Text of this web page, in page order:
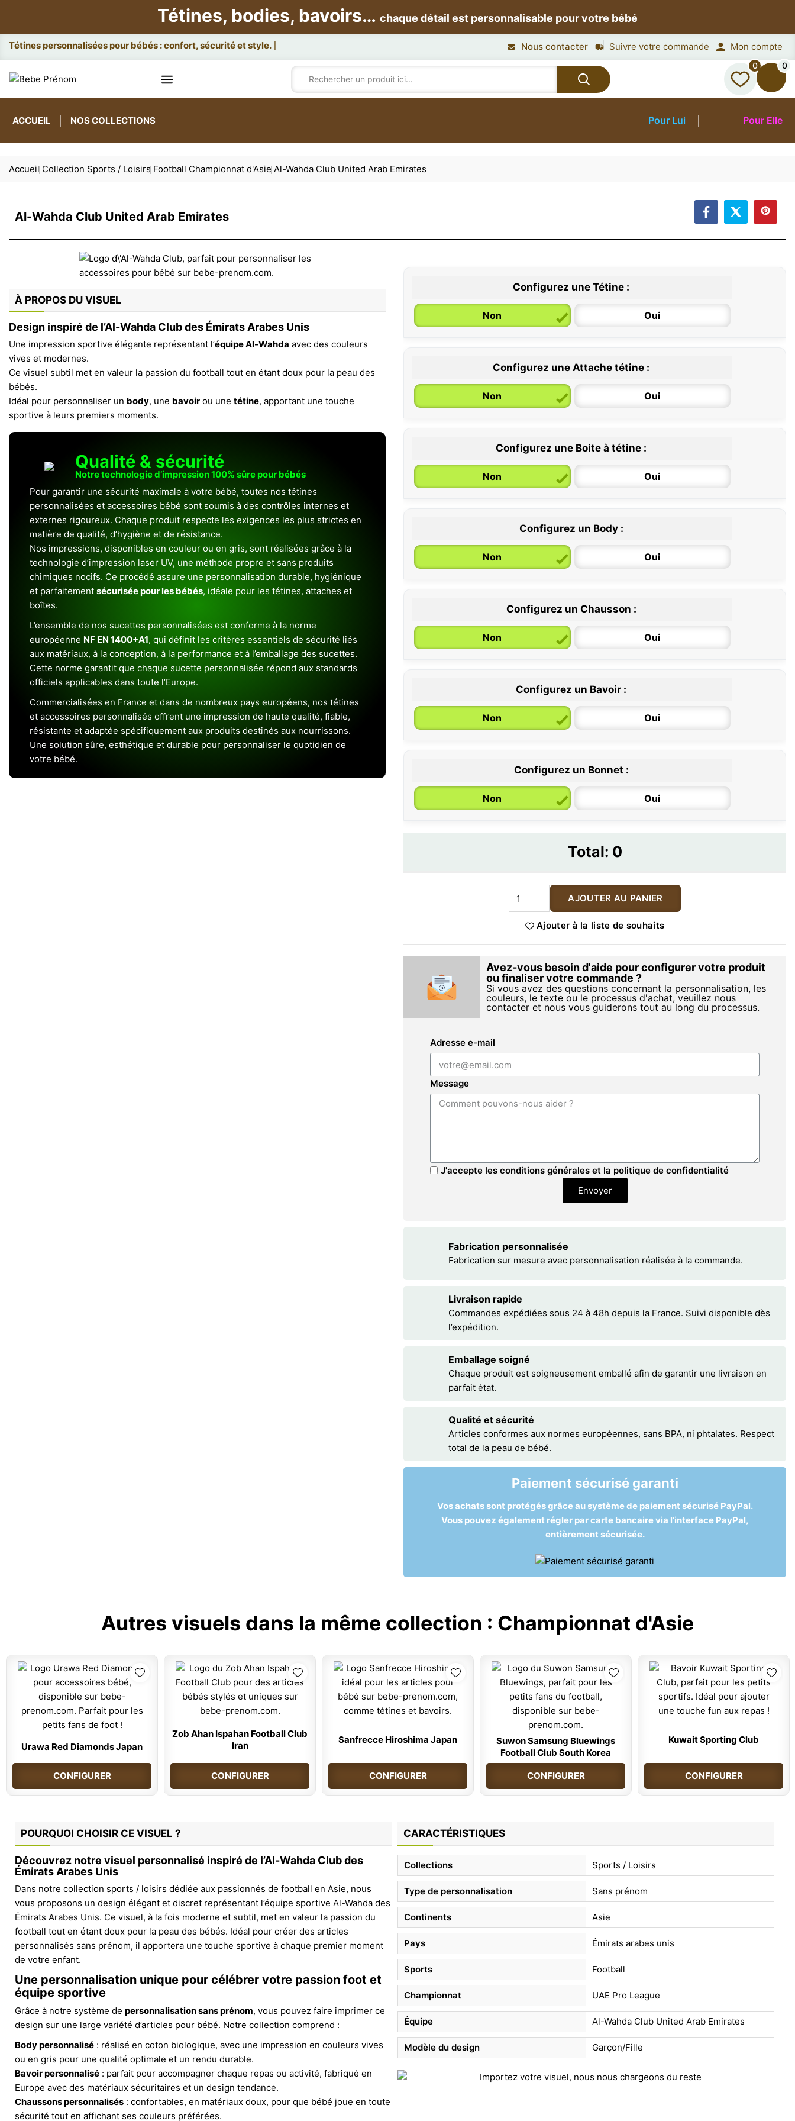
Tétines, bodies, bavoirs… chaque détail est personnalisable pour votre bébé
Attach Nous contacter Suivre votre commande Mon compte
0 0
ACCUEIL NOS COLLECTIONS Pour Lui Pour Elle
Accueil Collection Sports / Loisirs Football Championnat d'Asie Al-Wahda Club United Arab Emirates
Al-Wahda Club United Arab Emirates
À PROPOS DU VISUEL
Design inspiré de l’Al-Wahda Club des Émirats Arabes Unis
Une impression sportive élégante représentant l’équipe Al-Wahda avec des couleurs
vives et modernes.
Ce visuel subtil met en valeur la passion du football tout en étant doux pour la peau des
bébés.
Idéal pour personnaliser un body, une bavoir ou une tétine, apportant une touche
sportive à leurs premiers moments.
Qualité & sécurité
Notre technologie d’impression 100% sûre pour bébés
Pour garantir une sécurité maximale à votre bébé, toutes nos tétines
personnalisées et accessoires bébé sont soumis à des contrôles internes et
externes rigoureux. Chaque produit respecte les exigences les plus strictes en
matière de qualité, d’hygiène et de résistance.
Nos impressions, disponibles en couleur ou en gris, sont réalisées grâce à la
technologie d’impression laser UV, une méthode propre et sans produits
chimiques nocifs. Ce procédé assure une personnalisation durable, hygiénique
et parfaitement sécurisée pour les bébés, idéale pour les tétines, attaches et
boîtes.
L’ensemble de nos sucettes personnalisées est conforme à la norme
européenne NF EN 1400+A1, qui définit les critères essentiels de sécurité liés
aux matériaux, à la conception, à la performance et à l’emballage des sucettes.
Cette norme garantit que chaque sucette personnalisée répond aux standards
officiels applicables dans toute l’Europe.
Commercialisées en France et dans de nombreux pays européens, nos tétines
et accessoires personnalisés offrent une impression de haute qualité, fiable,
résistante et adaptée spécifiquement aux produits destinés aux nourrissons.
Une solution sûre, esthétique et durable pour personnaliser le quotidien de
votre bébé.
Configurez une Tétine :
Non Oui
0 / 6 mois
Configurez une Attache tétine :
Non Oui
Configurez une Boite à tétine :
Non Oui
Configurez un Body :
Non Oui
6 / 12 mois
Configurez un Chausson :
Non Oui
Configurez un Bavoir :
Non Oui
Configurez un Bonnet :
Non Oui
Total: 0
AJOUTER AU PANIER
Ajouter à la liste de souhaits
Avez-vous besoin d'aide pour configurer votre produit
ou finaliser votre commande ?
Si vous avez des questions concernant la personnalisation, les
couleurs, le texte ou le processus d'achat, veuillez nous
contacter et nous vous guiderons tout au long du processus.
Adresse e-mail
Message
J'accepte les conditions générales et la politique de confidentialité
Envoyer
Fabrication personnalisée
Fabrication sur mesure avec personnalisation réalisée à la commande.
Livraison rapide
Commandes expédiées sous 24 à 48h depuis la France. Suivi disponible dès
l’expédition.
Emballage soigné
Chaque produit est soigneusement emballé afin de garantir une livraison en
parfait état.
Qualité et sécurité
Articles conformes aux normes européennes, sans BPA, ni phtalates. Respect
total de la peau de bébé.
Paiement sécurisé garanti
Vos achats sont protégés grâce au système de paiement sécurisé PayPal.
Vous pouvez également régler par carte bancaire via l’interface PayPal,
entièrement sécurisée.
Autres visuels dans la même collection : Championnat d'Asie
Urawa Red Diamonds Japan
CONFIGURER
Zob Ahan Ispahan Football Club
Iran
CONFIGURER
Sanfrecce Hiroshima Japan
CONFIGURER
Suwon Samsung Bluewings
Football Club South Korea
CONFIGURER
Kuwait Sporting Club
CONFIGURER
POURQUOI CHOISIR CE VISUEL ?
Découvrez notre visuel personnalisé inspiré de l’Al-Wahda Club des
Émirats Arabes Unis
Dans notre collection sports / loisirs dédiée aux passionnés de football en Asie, nous
vous proposons un design élégant et discret représentant l’équipe sportive Al-Wahda des
Émirats Arabes Unis. Ce visuel, à la fois moderne et subtil, met en valeur la passion du
football tout en étant doux pour la peau des bébés. Idéal pour créer des articles
personnalisés sans prénom, il apportera une touche sportive à chaque premier moment
de votre enfant.
Une personnalisation unique pour célébrer votre passion foot et
équipe sportive
Grâce à notre système de personnalisation sans prénom, vous pouvez faire imprimer ce
design sur une large variété d’articles pour bébé. Notre collection comprend :
Body personnalisé : réalisé en coton biologique, avec une impression en couleurs vives
ou en gris pour une qualité optimale et un rendu durable.
Bavoir personnalisé : parfait pour accompagner chaque repas ou activité, fabriqué en
Europe avec des matériaux sécuritaires et un design tendance.
Chaussons personnalisés : confortables, en matériaux doux, pour que bébé joue en toute
sécurité tout en affichant ses couleurs préférées.
CARACTÉRISTIQUES
Collections Sports / Loisirs
Type de personnalisation Sans prénom
Continents Asie
Pays Émirats arabes unis
Sports Football
Championnat UAE Pro League
Équipe Al-Wahda Club United Arab Emirates
Modèle du design Garçon/Fille